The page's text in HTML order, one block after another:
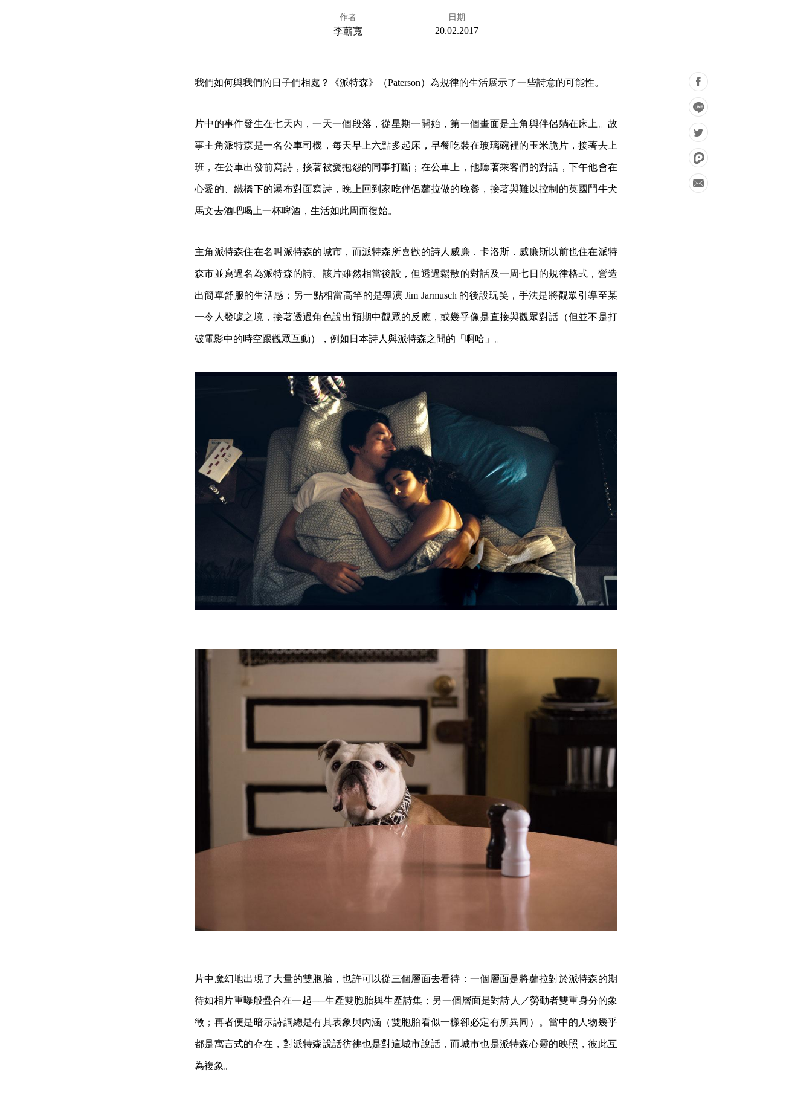
作者
李蘄寬
日期
20.02.2017
我們如何與我們的日子們相處？《派特森》（Paterson）為規律的生活展示了一些詩意的可能性。
片中的事件發生在七天內，一天一個段落，從星期一開始，第一個畫面是主角與伴侶躺在床上。故
事主角派特森是一名公車司機，每天早上六點多起床，早餐吃裝在玻璃碗裡的玉米脆片，接著去上
班，在公車出發前寫詩，接著被愛抱怨的同事打斷；在公車上，他聽著乘客們的對話，下午他會在
心愛的、鐵橋下的瀑布對面寫詩，晚上回到家吃伴侶蘿拉做的晚餐，接著與難以控制的英國鬥牛犬
馬文去酒吧喝上一杯啤酒，生活如此周而復始。
主角派特森住在名叫派特森的城市，而派特森所喜歡的詩人威廉．卡洛斯．威廉斯以前也住在派特
森市並寫過名為派特森的詩。該片雖然相當後設，但透過鬆散的對話及一周七日的規律格式，營造
出簡單舒服的生活感；另一點相當高竿的是導演 Jim Jarmusch 的後設玩笑，手法是將觀眾引導至某
一令人發噱之境，接著透過角色說出預期中觀眾的反應，或幾乎像是直接與觀眾對話（但並不是打
破電影中的時空跟觀眾互動），例如日本詩人與派特森之間的「啊哈」。
片中魔幻地出現了大量的雙胞胎，也許可以從三個層面去看待：一個層面是將蘿拉對於派特森的期
待如相片重曝般疊合在一起──生產雙胞胎與生產詩集；另一個層面是對詩人／勞動者雙重身分的象
徵；再者便是暗示詩詞總是有其表象與內涵（雙胞胎看似一樣卻必定有所異同）。當中的人物幾乎
都是寓言式的存在，對派特森說話彷彿也是對這城市說話，而城市也是派特森心靈的映照，彼此互
為複象。